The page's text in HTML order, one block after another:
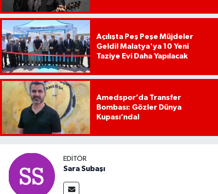
Açılışta Peş Peşe Müjdeler
Geldi! Malatya'ya 10 Yeni
Taziye Evi Daha Yapılacak
Amedspor’da Transfer
Bombası: Gözler Dünya
Kupası’nda!
EDITÖR
Sara Subaşı